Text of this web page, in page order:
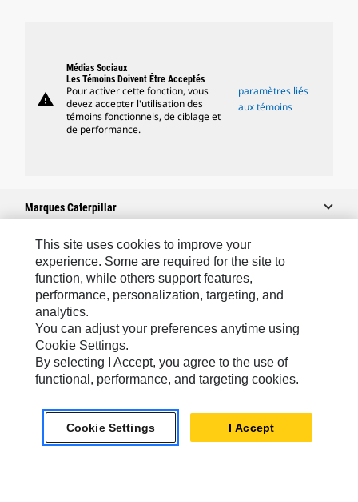
warning
Médias Sociaux
Les Témoins Doivent Être Acceptés
Pour activer cette fonction, vous
devez accepter l'utilisation des
témoins fonctionnels, de ciblage et
de performance.
paramètres liés
aux témoins
Marques Caterpillar
Caterpillar.com
Contacter Caterpillar
Mes Préférences Marketing
Plan Du Site
Cookie Settings
Confidentialité
This site uses cookies to improve your
experience. Some are required for the site to
function, while others support features,
performance, personalization, targeting, and
analytics.
You can adjust your preferences anytime using
Cookie Settings.
By selecting I Accept, you agree to the use of
functional, performance, and targeting cookies.
Cookie Settings I Accept